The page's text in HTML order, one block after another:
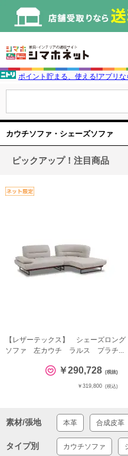
ポイント貯まる、使える!アプリ
カウチソファ・シェーズソファ
ピックアップ！注目商品
【レザーテックス】 シェーズロング
ソファ 左カウチ ラルス プラチ...
￥290,728 (税抜)
￥319,800 (税込)
素材/張地 本革 合成皮革
タイプ別 カウチソファ